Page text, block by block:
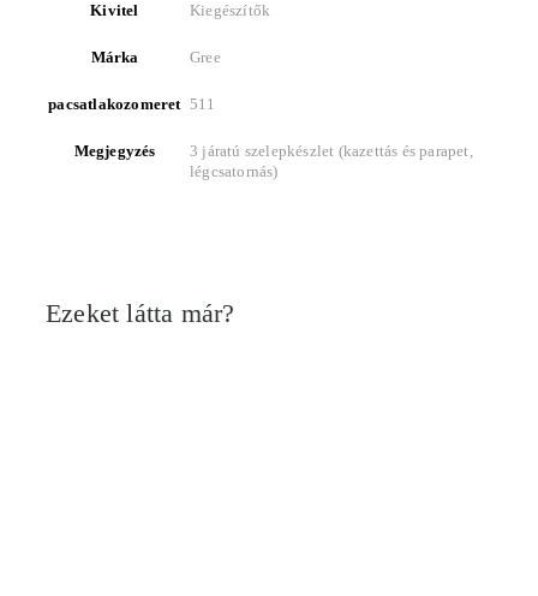
Kivitel Kiegészítők
Márka Gree
pacsatlakozomeret 511
Megjegyzés
3 járatú szelepkészlet (kazettás és parapet,
légcsatornás)
Ezeket látta már?